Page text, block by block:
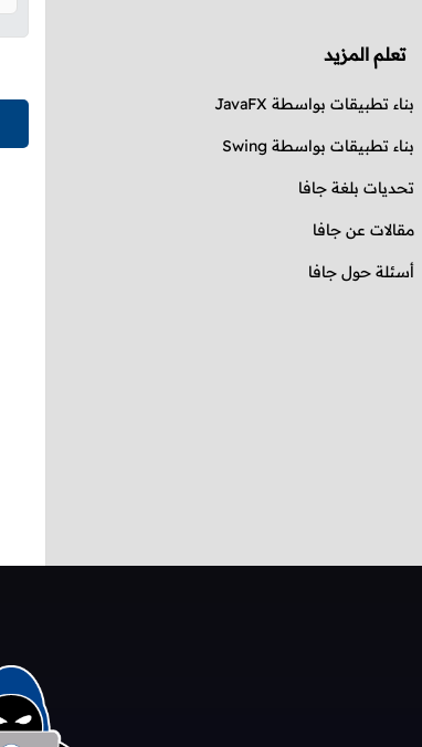
تعلم المزيد
بناء تطبيقات بواسطة JavaFX
بناء تطبيقات بواسطة Swing
تحديات بلغة جافا
مقالات عن جافا
أسئلة حول جافا